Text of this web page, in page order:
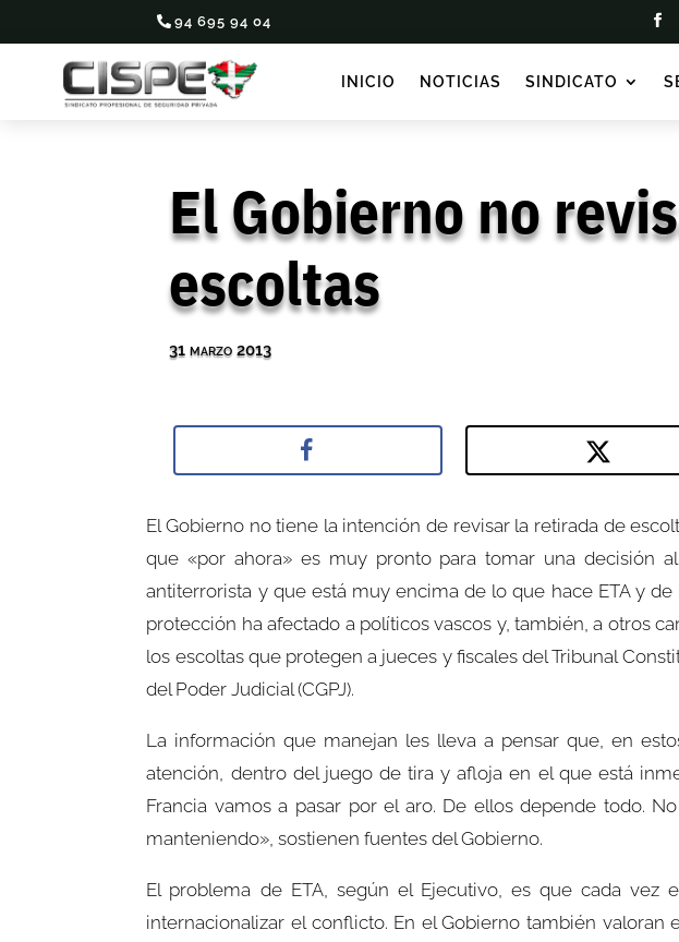
94 695 94 04
INICIO NOTICIAS SINDICATO
El Gobierno no
escoltas
31 marzo 2013
El Gobierno no tiene la intención de revisar la retirada de
que «por ahora» es muy pronto para tomar una decisión
antiterrorista y que está muy encima de lo que hace ETA y
protección ha afectado a políticos vascos y, también, a otros
los escoltas que protegen a jueces y fiscales del Tribunal
del Poder Judicial (CGPJ).
La información que manejan les lleva a pensar que, en
atención, dentro del juego de tira y afloja en el que está
Francia vamos a pasar por el aro. De ellos depende todo.
manteniendo», sostienen fuentes del Gobierno.
El problema de ETA, según el Ejecutivo, es que cada vez
internacionalizar el conflicto. En el Gobierno también